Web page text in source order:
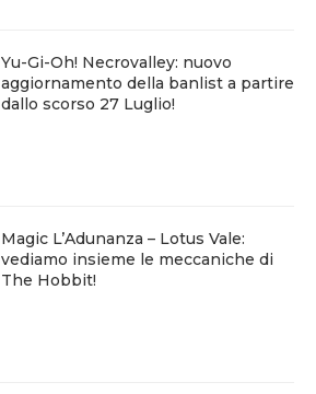
Yu-Gi-Oh! Necrovalley: nuovo
aggiornamento della banlist a partire
dallo scorso 27 Luglio!
Magic L’Adunanza – Lotus Vale:
vediamo insieme le meccaniche di
The Hobbit!